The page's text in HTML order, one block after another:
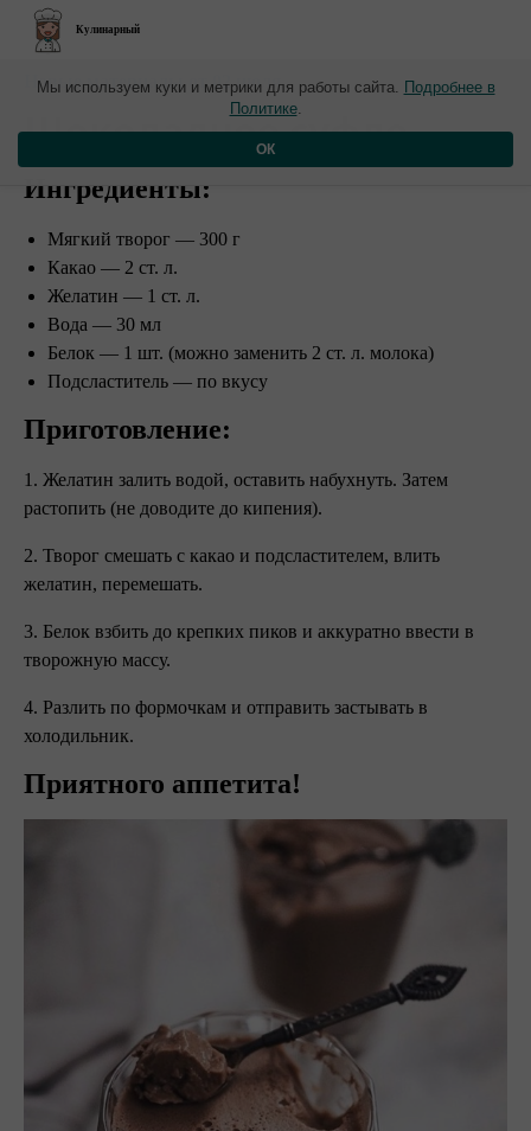
Кулинарный
Новые материалы от 02 июля
​Шоколадное суфле
Ингредиенты:
Мягкий творог — 300 г
Какао — 2 ст. л.
Желатин — 1 ст. л.
Вода — 30 мл
Белок — 1 шт. (можно заменить 2 ст. л. молока)
Подсластитель — по вкусу
Приготовление:
1. Желатин залить водой, оставить набухнуть. Затем
растопить (не доводите до кипения).
2. Творог смешать с какао и подсластителем, влить
желатин, перемешать.
3. Белок взбить до крепких пиков и аккуратно ввести в
творожную массу.
4. Разлить по формочкам и отправить застывать в
холодильник.
Приятного аппетита!
Мы используем куки и метрики для работы сайта. Подробнее в
Политике.
ОК